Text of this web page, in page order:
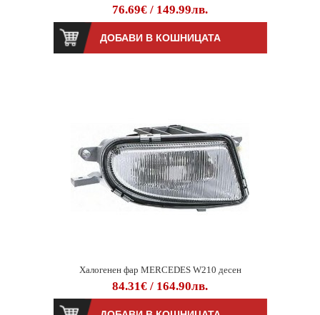
76.69€ / 149.99лв.
Халогенен фар MERCEDES W210 десен
84.31€ / 164.90лв.